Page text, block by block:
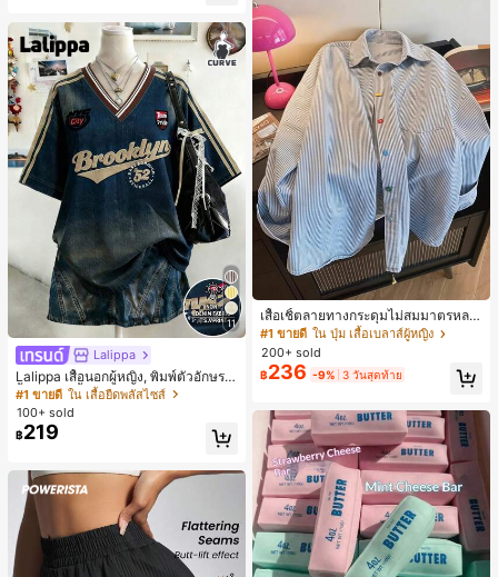
11
Lalippa
Lalippa เสื้อนอกผู้หญิง, พิมพ์ตัวอักษร, เ
สื้อยืดแขนสั้นฤดูร้อน, ลวดลาย, สีแอปริ
คอต, สีแดงเบอร์กันดี, พิมพ์ตัวอักษร, นั
กเรียน, กลางแจ้ง, สไตล์สตรีท, เสื้อยืดผู้
หญิงไซส์ใหญ่
#1 ขายดี ใน เสื้อยืดพลัสไซส์
100+ sold
฿219
เสื้อเชิ้ตลายทางกระดุมไม่สมมาตรหลว
ม ๆ สีสันสดใสสำหรับผู้หญิง สไตล์หรูหร
า น่ารัก มินิมอล สดใส ใส่ได้ทุกวัน ทำง
านได้หลากหลาย สำหรับฤดูใบไม้ผลิ
#1 ขายดี ใน ปุ่ม เสื้อเบลาส์ผู้หญิง
200+ sold
฿236 -9% 3 วันสุดท้าย